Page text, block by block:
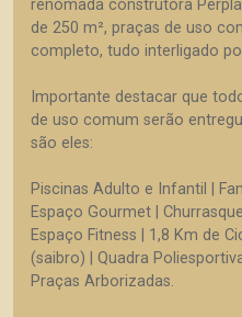
renomada construtora
de 250 m², praças de uso
completo, tudo interligado
Importante destacar que
de uso comum serão
são eles:
Piscinas Adulto e Infantil |
Espaço Gourmet |
Espaço Fitness | 1,8 Km de
(saibro) | Quadra
Praças Arborizadas.